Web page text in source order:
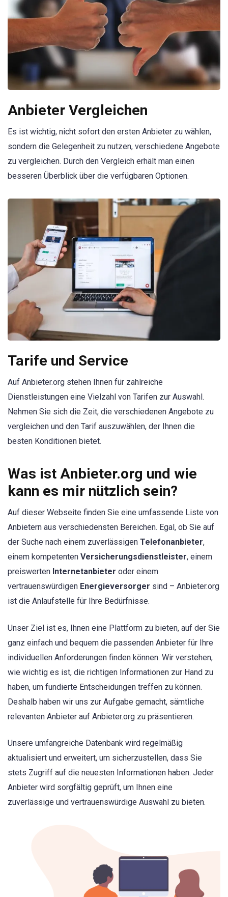
Anbieter Vergleichen
Es ist wichtig, nicht sofort den ersten Anbieter zu wählen,
sondern die Gelegenheit zu nutzen, verschiedene Angebote
zu vergleichen. Durch den Vergleich erhält man einen
besseren Überblick über die verfügbaren Optionen.
Tarife und Service
Auf Anbieter.org stehen Ihnen für zahlreiche
Dienstleistungen eine Vielzahl von Tarifen zur Auswahl.
Nehmen Sie sich die Zeit, die verschiedenen Angebote zu
vergleichen und den Tarif auszuwählen, der Ihnen die
besten Konditionen bietet.
Was ist Anbieter.org und wie
kann es mir nützlich sein?
Auf dieser Webseite finden Sie eine umfassende Liste von
Anbietern aus verschiedensten Bereichen. Egal, ob Sie auf
der Suche nach einem zuverlässigen Telefonanbieter,
einem kompetenten Versicherungsdienstleister, einem
preiswerten Internetanbieter oder einem
vertrauenswürdigen Energieversorger sind – Anbieter.org
ist die Anlaufstelle für Ihre Bedürfnisse.
Unser Ziel ist es, Ihnen eine Plattform zu bieten, auf der Sie
ganz einfach und bequem die passenden Anbieter für Ihre
individuellen Anforderungen finden können. Wir verstehen,
wie wichtig es ist, die richtigen Informationen zur Hand zu
haben, um fundierte Entscheidungen treffen zu können.
Deshalb haben wir uns zur Aufgabe gemacht, sämtliche
relevanten Anbieter auf Anbieter.org zu präsentieren.
Unsere umfangreiche Datenbank wird regelmäßig
aktualisiert und erweitert, um sicherzustellen, dass Sie
stets Zugriff auf die neuesten Informationen haben. Jeder
Anbieter wird sorgfältig geprüft, um Ihnen eine
zuverlässige und vertrauenswürdige Auswahl zu bieten.